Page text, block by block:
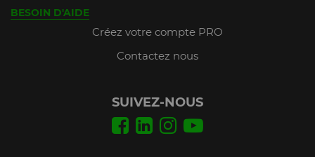
BESOIN D'AIDE
Créez votre compte PRO
Contactez nous
SUIVEZ-NOUS